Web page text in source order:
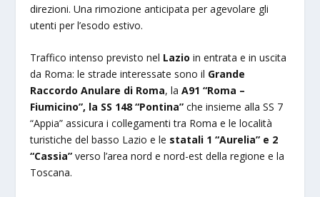
direzioni. Una rimozione anticipata per agevolare gli
utenti per l’esodo estivo.
Traffico intenso previsto nel Lazio in entrata e in uscita
da Roma: le strade interessate sono il Grande
Raccordo Anulare di Roma, laA91 “Roma –
Fiumicino”, la SS 148 “Pontina” che insieme alla SS 7
“Appia” assicura i collegamenti tra Roma e le località
turistiche del basso Lazio e le statali 1 “Aurelia” e 2
“Cassia” verso l’area nord e nord-est della regione e la
Toscana.